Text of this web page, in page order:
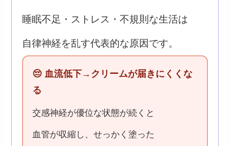
睡眠不足・ストレス・不規則な生活は
自律神経を乱す代表的な原因です。
😔 血流低下→クリームが届きにくくな
る
交感神経が優位な状態が続くと
血管が収縮し、せっかく塗った